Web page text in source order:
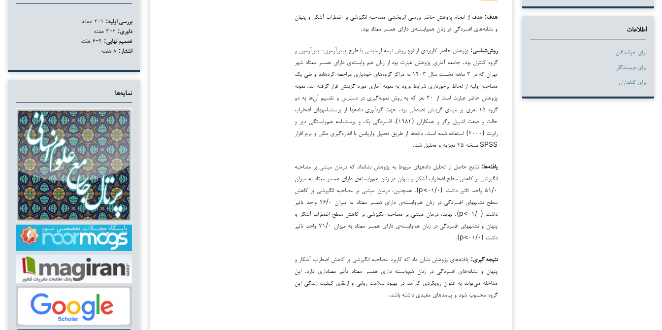
اطلاعات
برای خوانندگان
برای نویسندگان
برای کتابداران
هدف: هدف از انجام پژوهش حاضر بررسی اثربخشی مصاحبه انگیزشی بر اضطراب آشکار و پنهان
و نشانه‌های افسردگی در زنان هم‌وابسته‌ی دارای همسر معتاد بود.
روش‌شناسی: پژوهش حاضر کاربردی از نوع روش نیمه آزمایشی با طرح پیش‌آزمون- پس‌آزمون و
گروه کنترل بود. جامعه آماری پژوهش عبارت بود از زنان هم وابسته‌ی دارای همسر معتاد شهر
تهران که در ۳ ماهه نخست سال ۱۴۰۳ به مراکز گروه‌های خودیاری مراجعه کرده­اند و طی یک
مصاحبه اولیه از لحاظ برخورداری شرایط ورود به نمونه آماری مورد گزینش قرار گرفته اند. نمونه
پژوهش حاضر عبارت است از ۳۰ نفر که به روش نمونه‌گیری در دسترس و تقسیم آن‌ها به دو
گروه ۱۵ نفری بر مبنای گزینش تصادفی بود. جهت گردآوری داده­ها از پرسشنامه­های اضطراب
حالت و صفت اشپیل برگر و همکاران (۱۹۸۳)، افسردگی بک و پرسشنامه هم‌وابستگی دیر و
رابرت (۲۰۰۰) استفاده شده است. داده‌ها از طریق تحلیل واریانس با اندازه‌گیری مکرر و نرم افزار
SPSS نسخه ۲۵ تجزیه و تحلیل شد.
یافته‌ها: نتایج حاصل از تحلیل داده­های مربوط به پژوهش نشان­داد که درمان مبتنی بر مصاحبه
انگیزشی بر کاهش سطح اضطراب آشکار و پنهان در زنان هم‌وابسته‌ی دارای همسر معتاد به میزان
۵۱/۰ واحد تاثیر داشت (۰۱/۰>p). همچنین، درمان مبتنی بر مصاحبه انگیزشی بر کاهش
سطح نشانه­های افسردگی در زنان هم‌وابسته‌ی دارای همسر معتاد به میزان ۲۶/۰ واحد تاثیر
داشت (۰۱/۰>p). نهایتا، درمان مبتنی بر مصاحبه انگیزشی بر کاهش سطح اضطراب آشکار و
پنهان و نشانه­های افسردگی در زنان هم‌وابسته‌ی دارای همسر معتاد به میزان ۷۱/۰ واحد تاثیر
داشت (۰۱/۰>p).
نتیجه­ گیری: یافته‌های پژوهش نشان داد که کاربرد مصاحبه انگیزشی بر کاهش اضطراب آشکار و
پنهان و نشانه‌های افسردگی در زنان هم‌وابسته دارای همسر معتاد تأثیر معناداری دارد. این
مداخله می‌تواند به عنوان رویکردی کارآمد در بهبود سلامت روانی و ارتقای کیفیت زندگی این
گروه محسوب شود و پیامدهای مفیدی داشته باشد.
بررسی اولیه:
داوری:
تصمیم نهایی:
انتشار:
نمایه‌ها